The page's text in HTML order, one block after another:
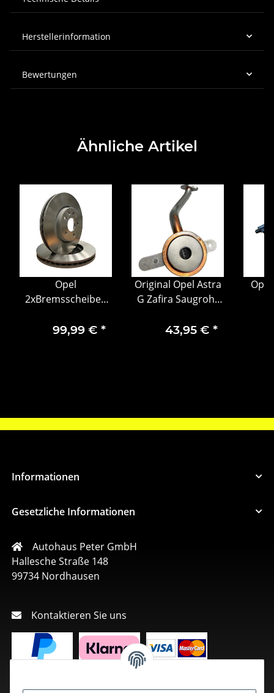
Herstellerinformation
Bewertungen
Ähnliche Artikel
Opel
2xBremsscheiben
Astra K |
99,99 € *
Original Opel Astra
G Zafira Saugrohr
Ölpumpenschlauch
43,95 € *
Informationen
Gesetzliche Informationen
Autohaus Peter GmbH
Hallesche Straße 148
99734 Nordhausen
Kontaktieren Sie uns